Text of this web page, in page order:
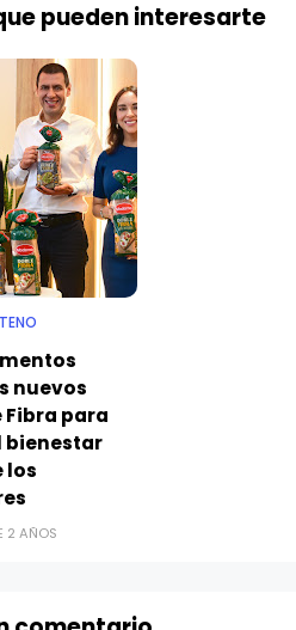
pueden interesarte
nuevos
Fibra para
bienestar
los
2 AÑOS